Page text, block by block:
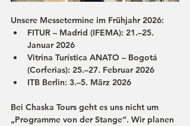
Unsere Messetermine im Frühjahr 2026:
FITUR – Madrid (IFEMA): 21.–25.
Januar 2026
Vitrina Turística ANATO – Bogotá
(Corferias): 25.–27. Februar 2026
ITB Berlin: 3.–5. März 2026
Bei Chaska Tours geht es uns nicht um
„Programme von der Stange“. Wir planen